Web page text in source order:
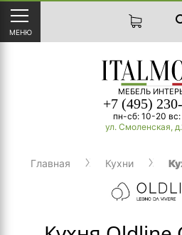
МЕНЮ
МЕБЕЛЬ
+7 (495)
пн-сб: 10-20
ул. Смоленская,
Главная Кухни